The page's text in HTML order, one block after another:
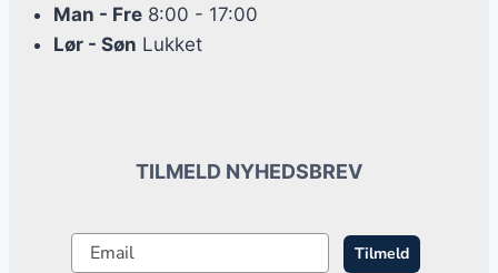
Man - Fre 8:00 - 17:00
Lør - Søn Lukket
TILMELD NYHEDSBREV
Tilmeld